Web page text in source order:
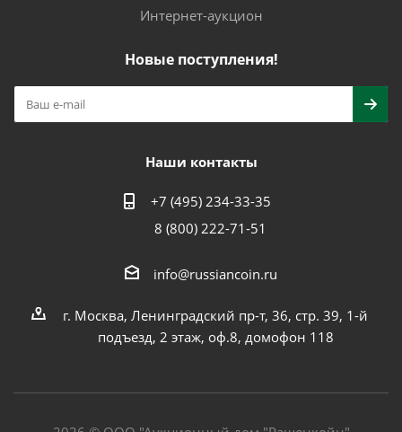
Интернет-аукцион
Новые поступления!
Наши контакты
+7 (495) 234-33-35
8 (800) 222-71-51
info@russiancoin.ru
г. Москва, Ленинградский пр-т, 36, стр. 39, 1-й
подъезд, 2 этаж, оф.8, домофон 118